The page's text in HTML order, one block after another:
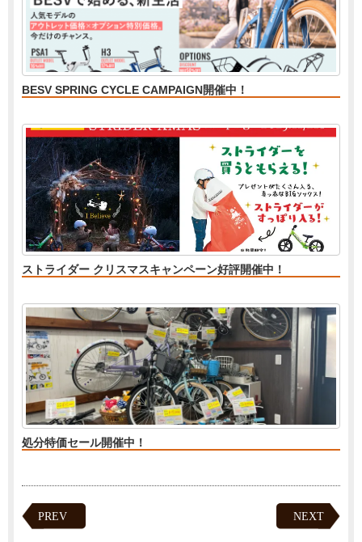
BESV SPRING CYCLE CAMPAIGN開催中！
ストライダー クリスマスキャンペーン好評開催中！
処分特価セール開催中！
PREV NEXT